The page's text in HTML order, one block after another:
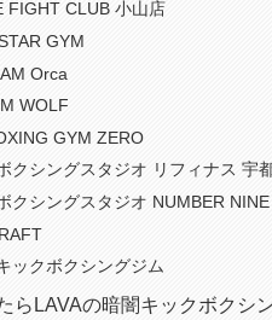
FIGHT CLUB 小山店
GYM
Orca
WOLF
GYM ZERO
シングスタジオ リフィナス 宇
シングスタジオ NUMBER NINE
ックボクシングジム
LAVAの暗闇キックボクシ